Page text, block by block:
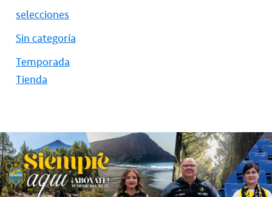
selecciones
Sin categoría
Temporada
Tienda